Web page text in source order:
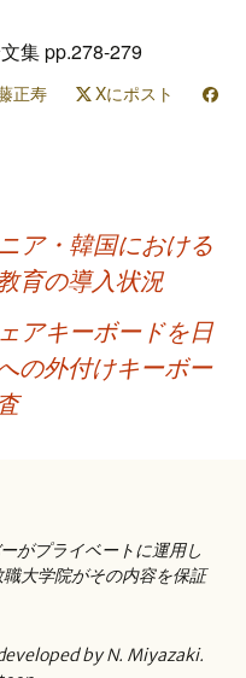
集 pp.278-279
正寿
Xにポスト
ア・韓国における
育の導入状況
アキーボードを日
の外付けキーボー
がプライベートに運用し
大学院がその内容を保証
by N. Miyazaki.